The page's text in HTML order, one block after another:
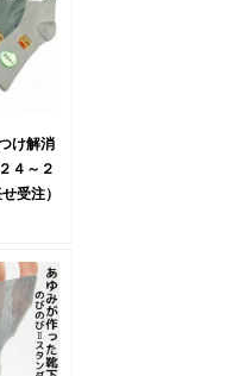
け解消
４～２
受注）